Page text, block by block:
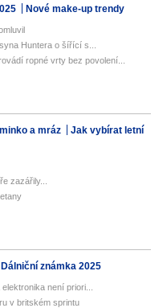
Nové make-up trendy
Huntera o šířící s...
ropné vrty bez povolení...
a mráz
Jak vybírat letní
zazářily...
Dálniční známka 2025
není priori...
v britském sprintu